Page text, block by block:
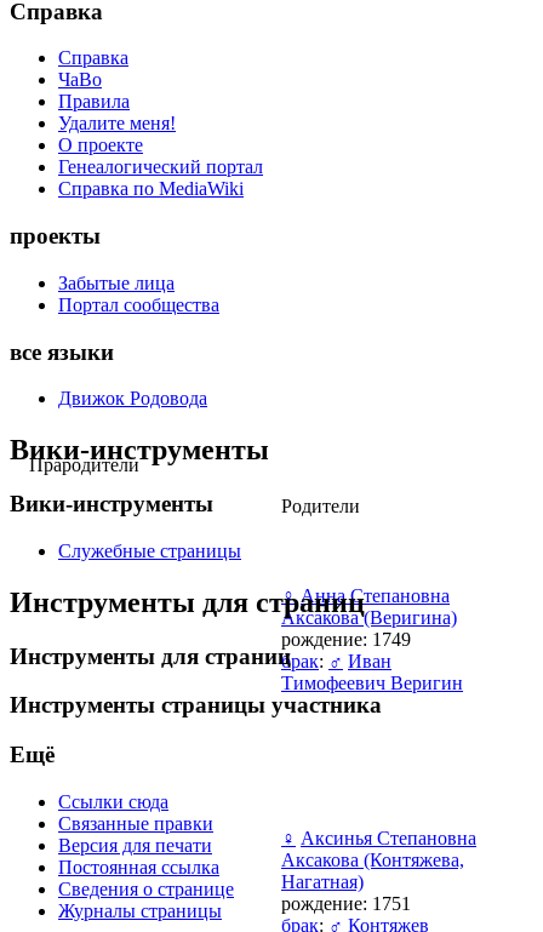
Прародители
Родители
♀ Анна Степановна
Аксакова (Веригина)
рождение: 1749
брак: ♂ Иван
Тимофеевич Веригин
♀ Аксинья Степановна
Аксакова (Контяжева,
Нагатная)
рождение: 1751
брак: ♂ Контяжев
Справка
Справка
ЧаВо
Правила
Удалите меня!
О проекте
Генеалогический портал
Справка по MediaWiki
проекты
Забытые лица
Портал сообщества
все языки
Движок Родовода
Вики-инструменты
Вики-инструменты
Служебные страницы
Инструменты для страниц
Инструменты для страниц
Инструменты страницы участника
Ещё
Ссылки сюда
Связанные правки
Версия для печати
Постоянная ссылка
Сведения о странице
Журналы страницы